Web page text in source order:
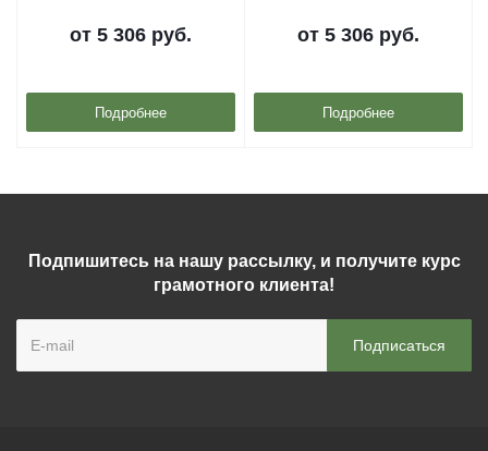
от 5 306 руб.
Подробнее
от 5 306 руб.
Подробнее
Подпишитесь на нашу рассылку, и получите курс
грамотного клиента!